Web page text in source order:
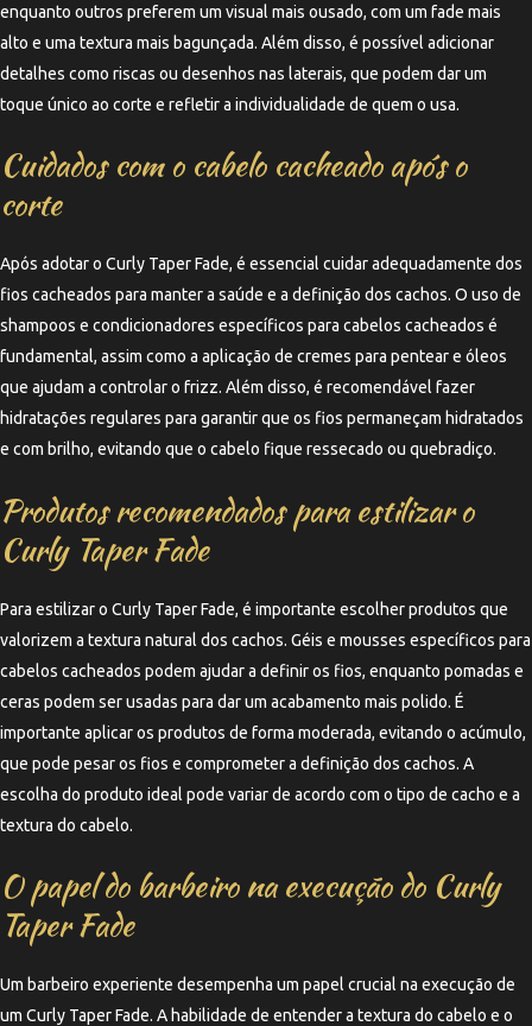
enquanto outros preferem um visual mais ousado, com um fade mais
alto e uma textura mais bagunçada. Além disso, é possível adicionar
detalhes como riscas ou desenhos nas laterais, que podem dar um
toque único ao corte e refletir a individualidade de quem o usa.
Cuidados com o cabelo cacheado após o
corte
Após adotar o Curly Taper Fade, é essencial cuidar adequadamente dos
fios cacheados para manter a saúde e a definição dos cachos. O uso de
shampoos e condicionadores específicos para cabelos cacheados é
fundamental, assim como a aplicação de cremes para pentear e óleos
que ajudam a controlar o frizz. Além disso, é recomendável fazer
hidratações regulares para garantir que os fios permaneçam hidratados
e com brilho, evitando que o cabelo fique ressecado ou quebradiço.
Produtos recomendados para estilizar o
Curly Taper Fade
Para estilizar o Curly Taper Fade, é importante escolher produtos que
valorizem a textura natural dos cachos. Géis e mousses específicos para
cabelos cacheados podem ajudar a definir os fios, enquanto pomadas e
ceras podem ser usadas para dar um acabamento mais polido. É
importante aplicar os produtos de forma moderada, evitando o acúmulo,
que pode pesar os fios e comprometer a definição dos cachos. A
escolha do produto ideal pode variar de acordo com o tipo de cacho e a
textura do cabelo.
O papel do barbeiro na execução do Curly
Taper Fade
Um barbeiro experiente desempenha um papel crucial na execução de
um Curly Taper Fade. A habilidade de entender a textura do cabelo e o